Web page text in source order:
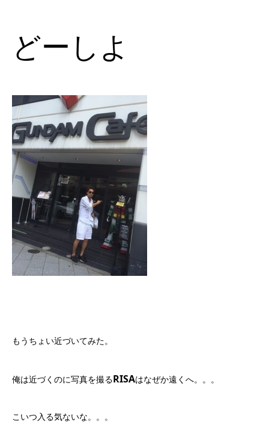
どーしよ
もうちょい近づいてみた。
俺は近づくのに写真を撮るRISAはなぜか遠くへ。。。
こいつ入る気ないな。。。